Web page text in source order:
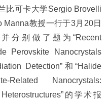
比可卡大学Sergio Brovelli
Manna教授一行于3月 20日
分别做了题为“Recent
Perovskite Nanocrystals
Detection”和“Halide
Related Nanocrystals:
”的学术报